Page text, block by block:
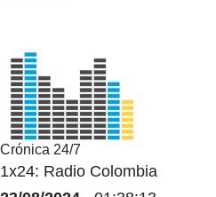
Crónica 24/7
1x24: Radio Colombia